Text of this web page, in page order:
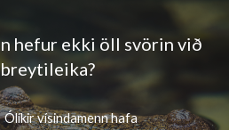
hefur ekki öll svörin við
vísindamenn hafa